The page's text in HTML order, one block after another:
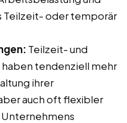
Teilzeit- oder temporär
Teilzeit- und
tendenziell mehr
ihrer
auch oft flexibler